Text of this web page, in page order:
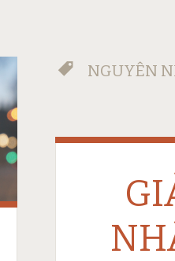
NGUYÊN